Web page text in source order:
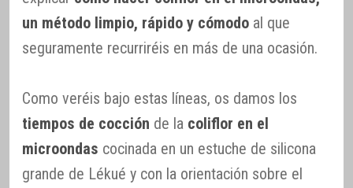
un método limpio, rápido y cómodo al que
seguramente recurriréis en más de una ocasión.
Como veréis bajo estas líneas, os damos los
tiempos de cocción de la coliflor en el
microondas cocinada en un estuche de silicona
grande de Lékué y con la orientación sobre el